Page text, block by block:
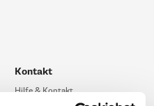
Kontakt
Hilfe & Kontakt